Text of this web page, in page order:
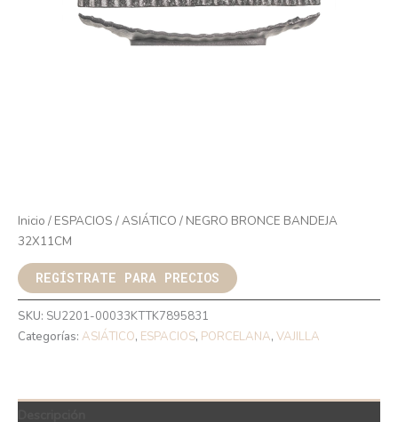
Inicio / ESPACIOS /ASIÁTICO / NEGRO BRONCE BANDEJA
32X11CM
REGÍSTRATE PARA PRECIOS
SKU: SU2201-00033KTTK7895831
Categorías: ASIÁTICO, ESPACIOS, PORCELANA, VAJILLA